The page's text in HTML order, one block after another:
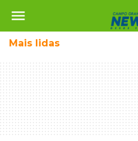
menu
Mais lidas